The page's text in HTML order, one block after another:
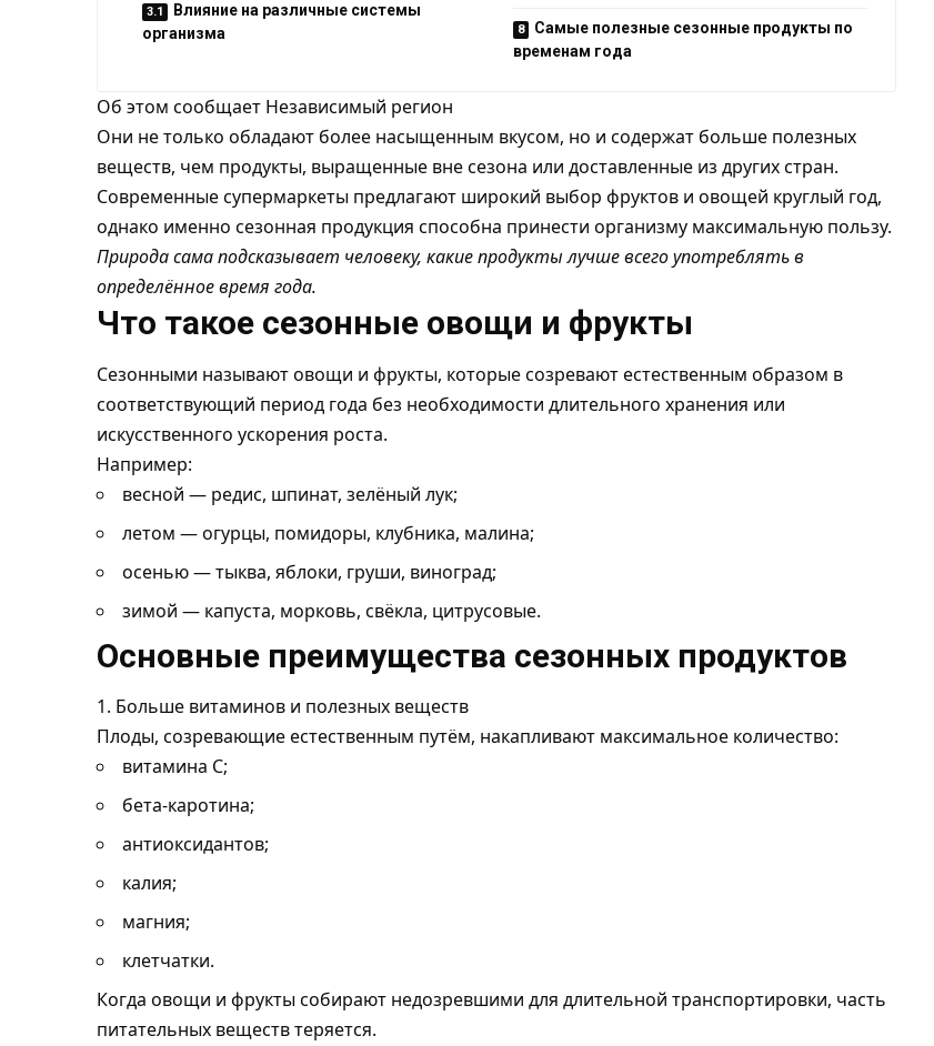
Влияние на различные системы
организма
Самые полезные сезонные продукты по
временам года
Об этом сообщает Независимый регион
Они не только обладают более насыщенным вкусом, но и содержат больше полезных
веществ, чем продукты, выращенные вне сезона или доставленные из других стран.
Современные супермаркеты предлагают широкий выбор фруктов и овощей круглый год,
однако именно сезонная продукция способна принести организму максимальную пользу.
Природа сама подсказывает человеку, какие продукты лучше всего употреблять в
определённое время года.
Что такое сезонные овощи и фрукты
Сезонными называют овощи и фрукты, которые созревают естественным образом в
соответствующий период года без необходимости длительного хранения или
искусственного ускорения роста.
Например:
весной — редис, шпинат, зелёный лук;
летом — огурцы, помидоры, клубника, малина;
осенью — тыква, яблоки, груши, виноград;
зимой — капуста, морковь, свёкла, цитрусовые.
Основные преимущества сезонных продуктов
1. Больше витаминов и полезных веществ
Плоды, созревающие естественным путём, накапливают максимальное количество:
витамина С;
бета-каротина;
антиоксидантов;
калия;
магния;
клетчатки.
Когда овощи и фрукты собирают недозревшими для длительной транспортировки, часть
питательных веществ теряется.